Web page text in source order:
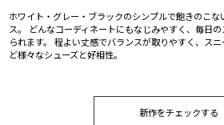
ホワイト・グレー・ブラックのシンプルで飽きのこ
ス。 どんなコーディネートにもなじみやすく、毎日
られます。 程よい丈感でバランスが取りやすく、ス
ど様々なシューズと好相性。
新作をチェックする